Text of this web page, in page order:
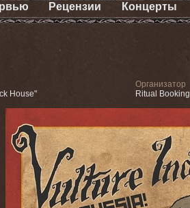
Рецензии Концерты
House"
Организатор
Ritual Booking